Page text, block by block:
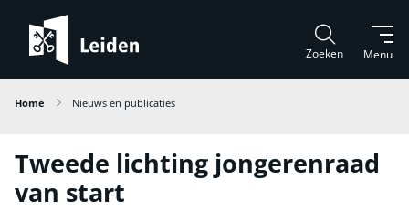
Menu
Zoeken
Home Nieuws en publicaties
Tweede lichting jongerenraad
van start